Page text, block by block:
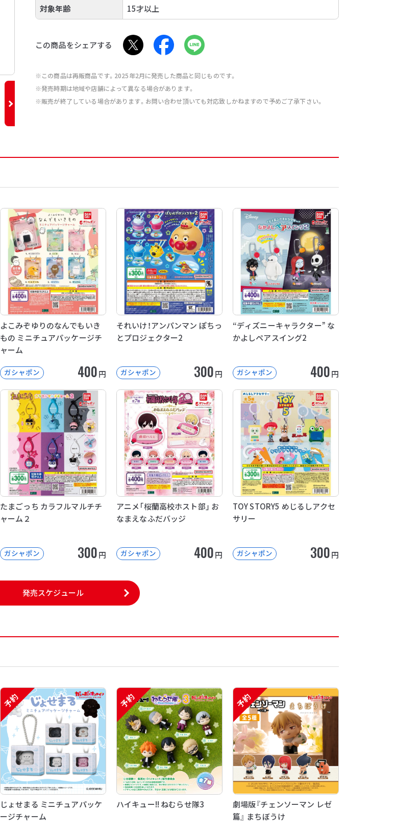
対象年齢 15才以上
この商品をシェアする
※この商品は再販商品です。2025年2月に発売した商品と同じものです。
※発売時期は地域や店舗によって異なる場合があります。
※販売が終了している場合があります。お問い合わせ頂いても対応致しかねますので予めご了承下さい。
よこみぞゆりのなんでもいき
もの ミニチュアパッケージチ
ャーム
ガシャポン 400円
それいけ！アンパンマン ぽちっ
とプロジェクター2
ガシャポン 300円
“ディズニーキャラクター” な
かよしペアスイング2
ガシャポン 400円
たまごっち カラフルマルチチ
ャーム２
ガシャポン 300円
アニメ「桜蘭高校ホスト部」 お
なまえなふだバッジ
ガシャポン 400円
TOY STORY5 めじるしアクセ
サリー
ガシャポン 300円
発売スケジュール
予約
じょせまる ミニチュアパッケ
ージチャーム
予約
ハイキュー!! ねむらせ隊3
予約
劇場版『チェンソーマン レゼ
篇』 まちぼうけ